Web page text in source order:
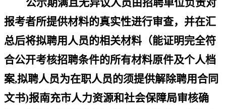
公示期满且无异议人员由招聘单位负责对
报考者所提供材料的真实性进行审查，并在汇
总后将拟聘用人员的相关材料（能证明完全符
合公开考核招聘条件的所有材料原件及个人档
案,拟聘人员为在职人员的须提供解除聘用合同
文书)报南充市人力资源和社会保障局审核确